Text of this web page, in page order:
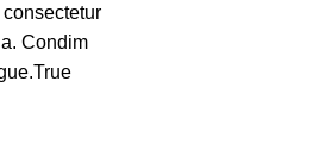
Condim